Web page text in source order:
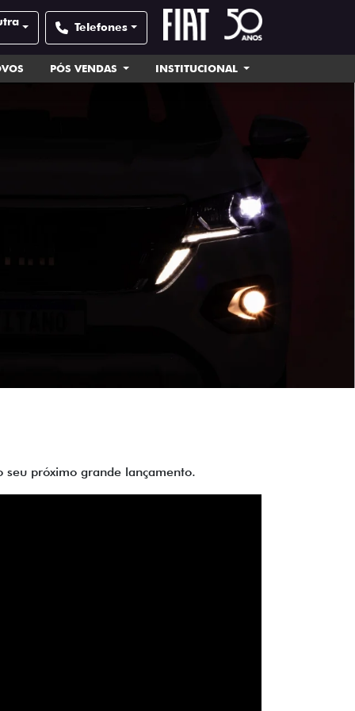
Telefones
PÓS VENDAS INSTITUCIONAL
próximo grande lançamento.